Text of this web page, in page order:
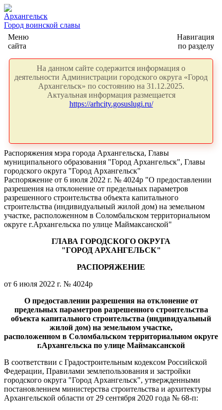
Архангельск
Город воинской славы
Меню
сайта
Навигация
по разделу
На данном сайте содержится информация о
деятельности Администрации городского округа «Город
Архангельск» по состоянию на 31.12.2025.
Актуальная информация размещается
https://arhcity.gosuslugi.ru/
Распоряжения мэра города Архангельска, Главы
муниципального образования "Город Архангельск", Главы
городского округа "Город Архангельск"
Распоряжение от 6 июля 2022 г. № 4024р "О предоставлении
разрешения на отклонение от предельных параметров
разрешенного строительства объекта капитального
строительства (индивидуальный жилой дом) на земельном
участке, расположенном в Соломбальском территориальном
округе г.Архангельска по улице Маймаксанской"
ГЛАВА ГОРОДСКОГО ОКРУГА
"ГОРОД АРХАНГЕЛЬСК"
РАСПОРЯЖЕНИЕ
от 6 июля 2022 г. № 4024р
О предоставлении разрешения на отклонение от
предельных параметров разрешенного строительства
объекта капитального строительства (индивидуальный
жилой дом) на земельном участке,
расположенном в Соломбальском территориальном округе
г.Архангельска по улице Маймаксанской
В соответствии с Градостроительным кодексом Российской
Федерации, Правилами землепользования и застройки
городского округа "Город Архангельск", утвержденными
постановлением министерства строительства и архитектуры
Архангельской области от 29 сентября 2020 года № 68-п: